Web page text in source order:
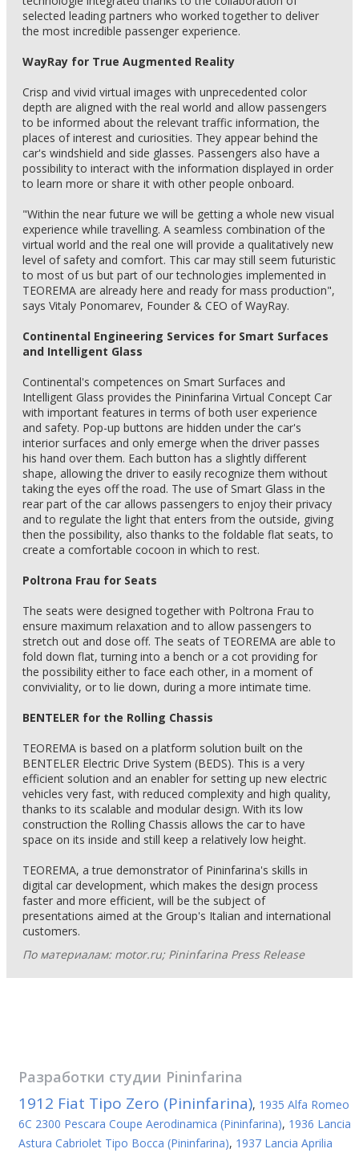
selected leading partners who worked together to deliver
the most incredible passenger experience.
WayRay for True Augmented Reality
Crisp and vivid virtual images with unprecedented color
depth are aligned with the real world and allow passengers
to be informed about the relevant traffic information, the
places of interest and curiosities. They appear behind the
car's windshield and side glasses. Passengers also have a
possibility to interact with the information displayed in order
to learn more or share it with other people onboard.
"Within the near future we will be getting a whole new visual
experience while travelling. A seamless combination of the
virtual world and the real one will provide a qualitatively new
level of safety and comfort. This car may still seem futuristic
to most of us but part of our technologies implemented in
TEOREMA are already here and ready for mass production",
says Vitaly Ponomarev, Founder & CEO of WayRay.
Continental Engineering Services for Smart Surfaces
and Intelligent Glass
Continental's competences on Smart Surfaces and
Intelligent Glass provides the Pininfarina Virtual Concept Car
with important features in terms of both user experience
and safety. Pop-up buttons are hidden under the car's
interior surfaces and only emerge when the driver passes
his hand over them. Each button has a slightly different
shape, allowing the driver to easily recognize them without
taking the eyes off the road. The use of Smart Glass in the
rear part of the car allows passengers to enjoy their privacy
and to regulate the light that enters from the outside, giving
then the possibility, also thanks to the foldable flat seats, to
create a comfortable cocoon in which to rest.
Poltrona Frau for Seats
The seats were designed together with Poltrona Frau to
ensure maximum relaxation and to allow passengers to
stretch out and dose off. The seats of TEOREMA are able to
fold down flat, turning into a bench or a cot providing for
the possibility either to face each other, in a moment of
conviviality, or to lie down, during a more intimate time.
BENTELER for the Rolling Chassis
TEOREMA is based on a platform solution built on the
BENTELER Electric Drive System (BEDS). This is a very
efficient solution and an enabler for setting up new electric
vehicles very fast, with reduced complexity and high quality,
thanks to its scalable and modular design. With its low
construction the Rolling Chassis allows the car to have
space on its inside and still keep a relatively low height.
TEOREMA, a true demonstrator of Pininfarina's skills in
digital car development, which makes the design process
faster and more efficient, will be the subject of
presentations aimed at the Group's Italian and international
customers.
По материалам: motor.ru; Pininfarina Press Release
Разработки студии Pininfarina
1912 Fiat Tipo Zero (Pininfarina), 1935 Alfa Romeo
6C 2300 Pescara Coupe Aerodinamica (Pininfarina), 1936 Lancia
Astura Cabriolet Tipo Bocca (Pininfarina), 1937 Lancia Aprilia